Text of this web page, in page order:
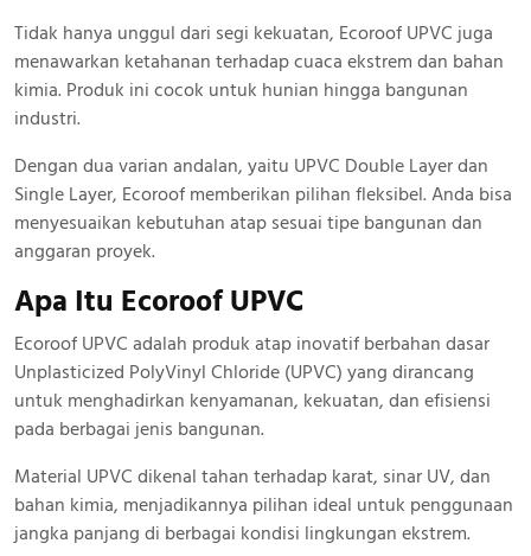
Tidak hanya unggul dari segi kekuatan, Ecoroof UPVC juga
menawarkan ketahanan terhadap cuaca ekstrem dan bahan
kimia. Produk ini cocok untuk hunian hingga bangunan
industri.
Dengan dua varian andalan, yaitu UPVC Double Layer dan
Single Layer, Ecoroof memberikan pilihan fleksibel. Anda bisa
menyesuaikan kebutuhan atap sesuai tipe bangunan dan
anggaran proyek.
Apa Itu Ecoroof UPVC
Ecoroof UPVC adalah produk atap inovatif berbahan dasar
Unplasticized PolyVinyl Chloride (UPVC) yang dirancang
untuk menghadirkan kenyamanan, kekuatan, dan efisiensi
pada berbagai jenis bangunan.
Material UPVC dikenal tahan terhadap karat, sinar UV, dan
bahan kimia, menjadikannya pilihan ideal untuk penggunaan
jangka panjang di berbagai kondisi lingkungan ekstrem.